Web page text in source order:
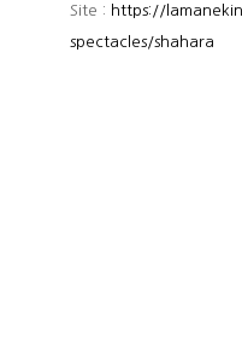
Site : https://
spectacles/shahara